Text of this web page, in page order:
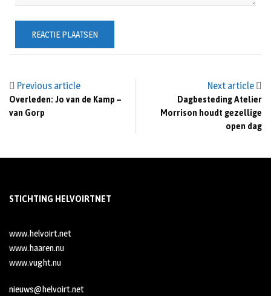
Previous article
Overleden: Jo van de Kamp –
van Gorp
Next article
Dagbesteding Atelier
Morrison houdt gezellige
open dag
STICHTING HELVOIRTNET
www.helvoirt.net
www.haaren.nu
www.vught.nu
nieuws@helvoirt.net